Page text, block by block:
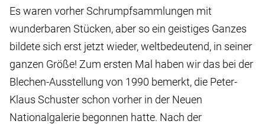
Es waren vorher Schrumpfsammlungen mit
wunderbaren Stücken, aber so ein geistiges Ganzes
bildete sich erst jetzt wieder, weltbedeutend, in seiner
ganzen Größe! Zum ersten Mal haben wir das bei der
Blechen-Ausstellung von 1990 bemerkt, die Peter-
Klaus Schuster schon vorher in der Neuen
Nationalgalerie begonnen hatte. Nach der